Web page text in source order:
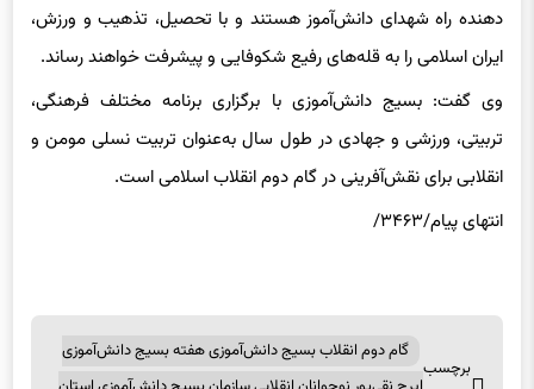
ایران اسلامی را به قله‌های رفیع شکوفایی و پیشرفت خواهند رساند.
وی گفت: بسیج دانش‌آموزی با برگزاری برنامه مختلف فرهنگی‌،
تربیتی، ورزشی و جهادی در طول سال به‌عنوان تربیت نسلی مومن و
انقلابی‌ برای نقش‌آفرینی در گام دوم انقلاب اسلامی است.
انتهای پیام/۳۴۶۳/
ها
ایرج نقی‌پور نوجوانان انقلابی‌ سازمان بسیج دانش‌آموزی استان